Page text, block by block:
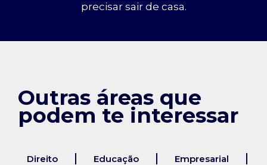
precisar sair de casa.
Outras áreas que
podem te interessar
Direito Educação Empresarial